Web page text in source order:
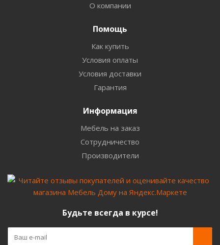
О компании
Помощь
Как купить
Условия оплаты
Условия доставки
Гарантия
Информация
Мебель на заказ
Сотрудничество
Производители
Будьте всегда в курсе!